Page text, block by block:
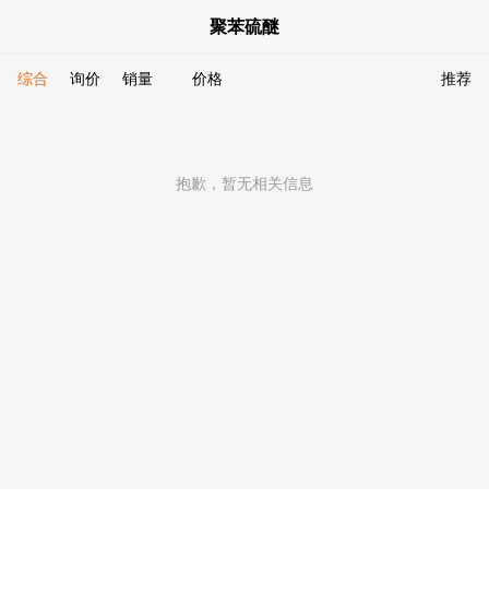
聚苯硫醚
推荐
综合 询价 销量 价格
抱歉，暂无相关信息